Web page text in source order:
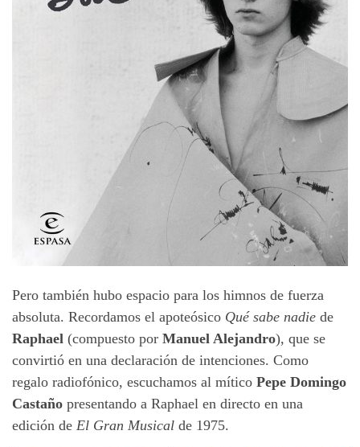
Pero también hubo espacio para los himnos de fuerza
absoluta. Recordamos el apoteósico Qué sabe nadie de
Raphael (compuesto por Manuel Alejandro), que se
convirtió en una declaración de intenciones. Como
regalo radiofónico, escuchamos al mítico Pepe Domingo
Castaño presentando a Raphael en directo en una
edición de El Gran Musical de 1975.